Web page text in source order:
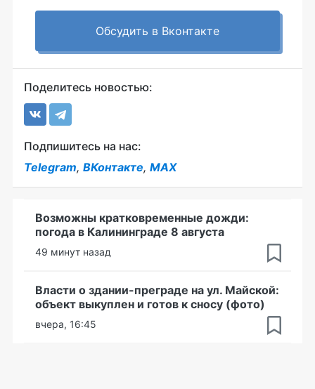
Обсудить в Вконтакте
Поделитесь новостью:
Подпишитесь на нас:
Telegram, ВКонтакте, MAX
Возможны кратковременные дожди:
погода в Калининграде 8 августа
49 минут назад
Власти о здании-преграде на ул. Майской:
объект выкуплен и готов к сносу (фото)
вчера, 16:45